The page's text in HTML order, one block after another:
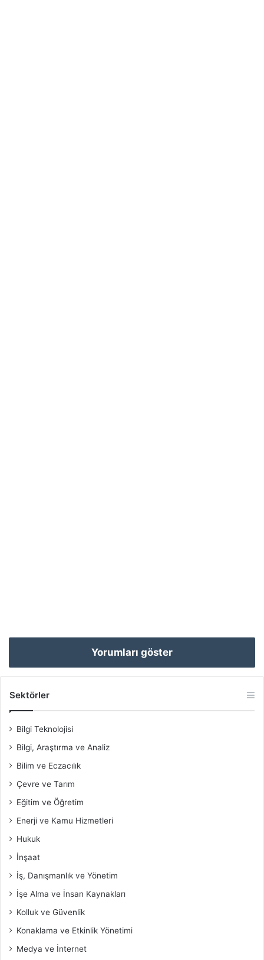
Yorumları göster
Sektörler
Bilgi Teknolojisi
Bilgi, Araştırma ve Analiz
Bilim ve Eczacılık
Çevre ve Tarım
Eğitim ve Öğretim
Enerji ve Kamu Hizmetleri
Hukuk
İnşaat
İş, Danışmanlık ve Yönetim
İşe Alma ve İnsan Kaynakları
Kolluk ve Güvenlik
Konaklama ve Etkinlik Yönetimi
Medya ve İnternet